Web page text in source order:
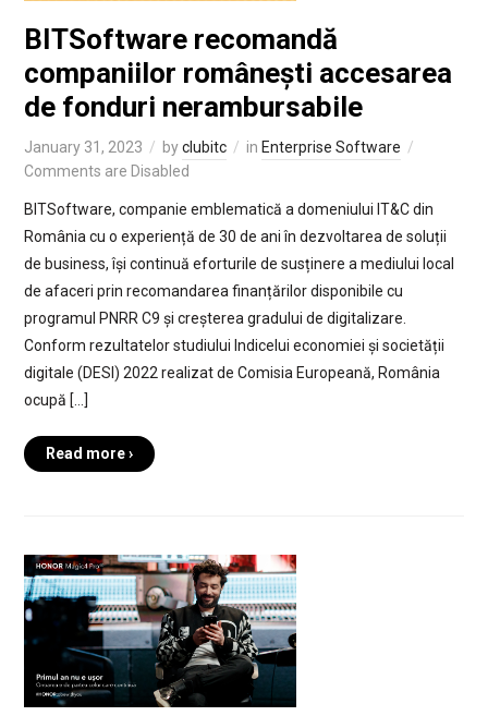
BITSoftware recomandă
companiilor românești accesarea
de fonduri nerambursabile
January 31, 2023 byclubitc in Enterprise Software
Comments are Disabled
BITSoftware, companie emblematică a domeniului IT&C din
România cu o experiență de 30 de ani în dezvoltarea de soluții
de business, își continuă eforturile de susținere a mediului local
de afaceri prin recomandarea finanțărilor disponibile cu
programul PNRR C9 și creșterea gradului de digitalizare.
Conform rezultatelor studiului Indicelui economiei și societății
digitale (DESI) 2022 realizat de Comisia Europeană, România
ocupă […]
Read more ›